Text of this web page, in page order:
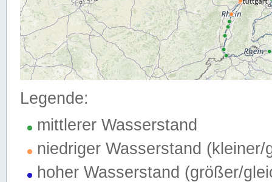
Legende:
mittlerer Wasserstand
niedriger Wasserstand (kleiner/
hoher Wasserstand (größer/